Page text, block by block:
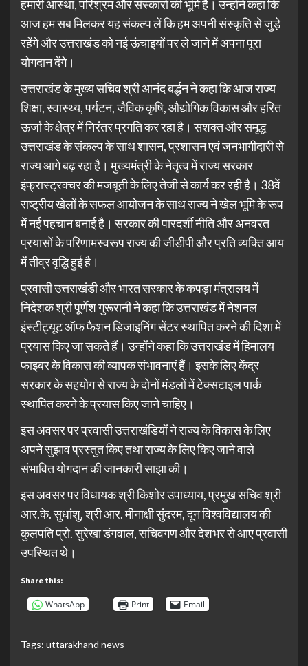
हमारी आस्था, परिश्रम और संस्कारों की भूमि है। उन्होंने कहा कि
आज हम सब मिलकर यह संकल्प लें कि हम अपनी संस्कृति से जुड़े
रहेंगे और उत्तराखंड को नई ऊंचाइयों पर ले जाने में अपना पूरा
योगदान देंगे।
उत्तराखंड के मुख्य सचिव श्री आनंद बर्द्धन ने कहा कि आज राज्य
शिक्षा, स्वास्थ्य, पर्यटन, जैविक कृषि, औद्योगिक विकास और हरित
ऊर्जा के क्षेत्र में निरंतर प्रगति कर रहा है। सशक्त और समृद्ध
उत्तराखंड के संकल्प के साथ शासन, प्रशासन एवं जनभागीदारी से
राज्य आगे बढ़ रहा है। मुख्यमंत्री के नेतृत्व में राज्य सरकार
इंफ्रास्ट्रक्चर की मजबूती के लिए तेजी से कार्य कर रही है। 38वें
राष्ट्रीय खेलों के सफल आयोजन के साथ राज्य ने खेल भूमि के रूप
में नई पहचान बनाई है। सरकार की पारदर्शी नीति और अनवरत
प्रयासों के परिणामस्वरूप राज्य की जीडीपी और प्रति व्यक्ति आय
में तीव्र वृद्धि हुई है।
प्रवासी उत्तराखंडी और भारत सरकार के कपड़ा मंत्रालय में
निदेशक श्री पूर्णेश गुरूरानी ने कहा कि उत्तराखंड में नेशनल
इंस्टीट्यूट ऑफ फैशन डिजाइनिंग सेंटर स्थापित करने की दिशा में
प्रयास किए जा सकते हैं। उन्होंने कहा कि उत्तराखंड में हिमालय
फाइबर के विकास की व्यापक संभावनाएं हैं। इसके लिए केंद्र
सरकार के सहयोग से राज्य के दोनों मंडलों में टेक्सटाइल पार्क
स्थापित करने के प्रयास किए जाने चाहिए।
इस अवसर पर प्रवासी उत्तराखंडियों ने राज्य के विकास के लिए
अपने सुझाव प्रस्तुत किए तथा राज्य के लिए किए जाने वाले
संभावित योगदान की जानकारी साझा की।
इस अवसर पर विधायक श्री किशोर उपाध्याय, प्रमुख सचिव श्री
आर.के. सुधांशु, श्री आर. मीनाक्षी सुंदरम, दून विश्वविद्यालय की
कुलपति प्रो. सुरेखा डंगवाल, सचिवगण और देशभर से आए प्रवासी
उपस्थित थे।
Share this:
WhatsApp Print Email
Tags: uttarakhand news